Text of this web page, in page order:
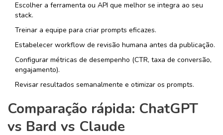
Escolher a ferramenta ou API que melhor se integra ao seu
stack.
Treinar a equipe para criar prompts eficazes.
Estabelecer workflow de revisão humana antes da publicação.
Configurar métricas de desempenho (CTR, taxa de conversão,
engajamento).
Revisar resultados semanalmente e otimizar os prompts.
Comparação rápida: ChatGPT
vs Bard vs Claude